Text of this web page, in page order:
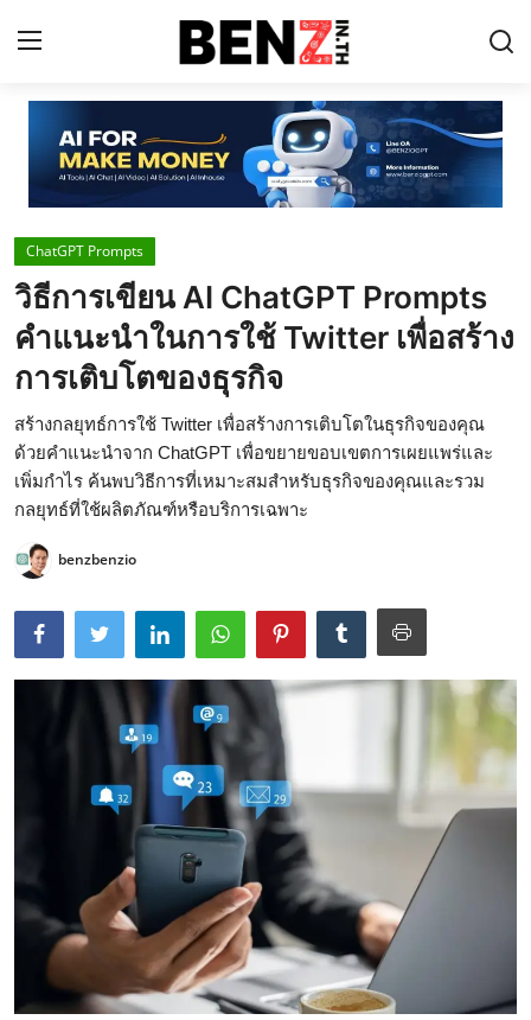
Home
Contact
AI Tools
ChatGPT Prompts
ข่าว AI รอบโลก
ThaiGPT Builder
คอร์สเรียน ChatGPT
ChatGPT Prompts
วิธีการเขียน AI ChatGPT Prompts
คำแนะนำในการใช้ Twitter เพื่อสร้าง
การเติบโตของธุรกิจ
สร้างกลยุทธ์การใช้ Twitter เพื่อสร้างการเติบโตในธุรกิจของคุณ
ด้วยคำแนะนำจาก ChatGPT เพื่อขยายขอบเขตการเผยแพร่และ
เพิ่มกำไร ค้นพบวิธีการที่เหมาะสมสำหรับธุรกิจของคุณและรวม
กลยุทธ์ที่ใช้ผลิตภัณฑ์หรือบริการเฉพาะ
benzbenzio